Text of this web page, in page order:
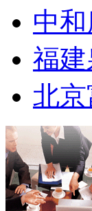
中
福
北京